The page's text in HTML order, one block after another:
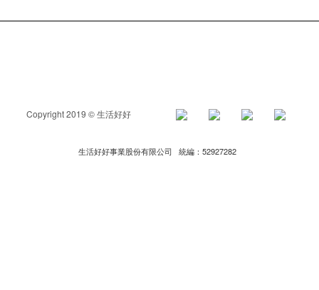
Copyright 2019 © 生活好好
生活好好事業股份有限公司 統編：52927282